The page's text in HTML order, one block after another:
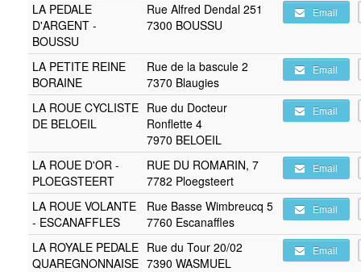
LA PEDALE
D'ARGENT -
BOUSSU
Rue Alfred Dendal 251
7300 BOUSSU
Email
LA PETITE REINE
BORAINE
Rue de la bascule 2
7370 Blaugies
Email
LA ROUE CYCLISTE
DE BELOEIL
Rue du Docteur
Ronflette 4
7970 BELOEIL
Email
LA ROUE D'OR -
PLOEGSTEERT
RUE DU ROMARIN, 7
7782 Ploegsteert
Email
LA ROUE VOLANTE
- ESCANAFFLES
Rue Basse Wimbreucq 5
7760 Escanaffles
Email
LA ROYALE PEDALE
QUAREGNONNAISE
Rue du Tour 20/02
7390 WASMUEL
Email